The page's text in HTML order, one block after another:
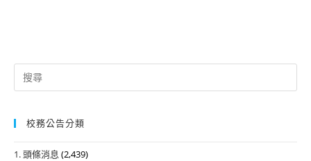
Search
for:
校務公告分類
1. 頭條消息 (2,439)